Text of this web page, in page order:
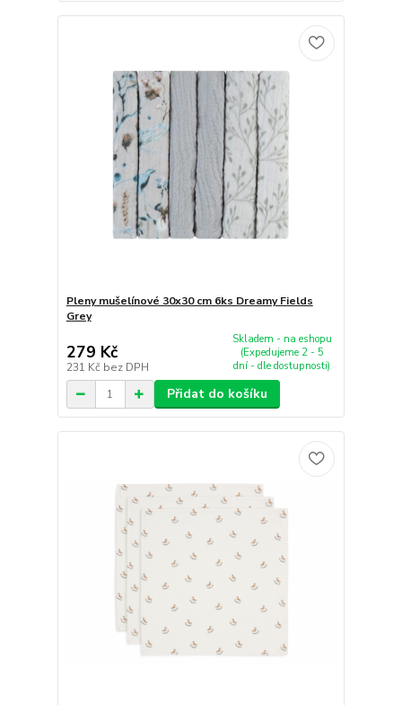
Pleny mušelínové 30x30 cm 6ks Dreamy Fields
Grey
279 Kč
231 Kč bez DPH
Skladem - na eshopu
(Expedujeme 2 - 5
dní - dle dostupnosti)
Přidat do košíku